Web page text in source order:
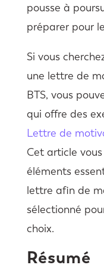
pousse à
préparer pour
Si vous
une lettre de
BTS, vous
qui offre des
Lettre de
Cet article
éléments
lettre afin de
sélectionné
choix.
Résumé